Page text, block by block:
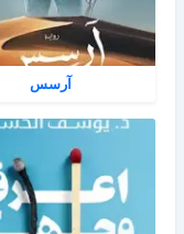
آرسس